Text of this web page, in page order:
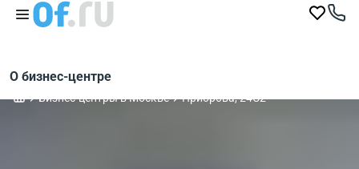
О бизнес-центре
Бизнес-центры в Москве Приорова, 24С2